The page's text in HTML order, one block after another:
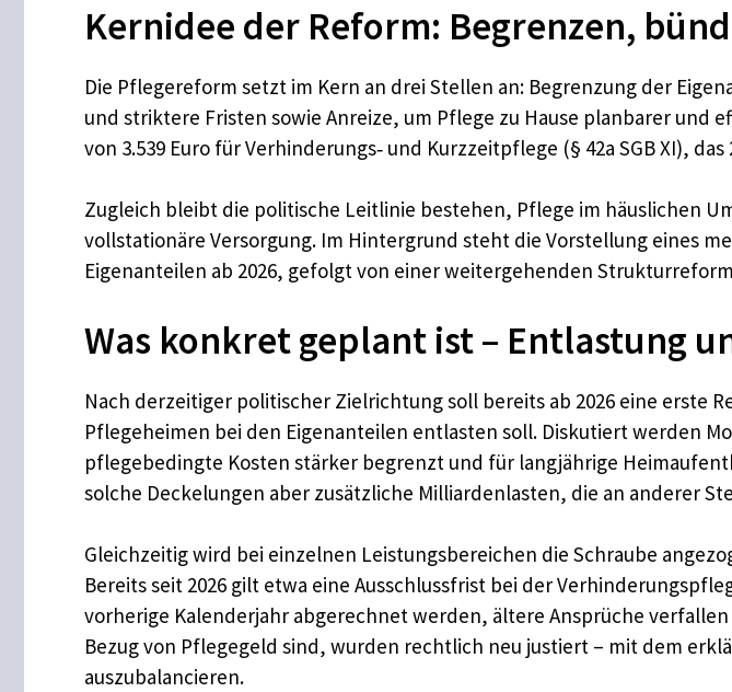
Kernidee der Reform: Begrenzen,
Die Pflegereform setzt im Kern an drei Stellen an: Begrenzung der
und striktere Fristen sowie Anreize, um Pflege zu Hause planbarer und
von 3.539 Euro für Verhinderungs‑ und Kurzzeitpflege (§ 42a SGB XI),
Zugleich bleibt die politische Leitlinie bestehen, Pflege im häuslichen
vollstationäre Versorgung. Im Hintergrund steht die Vorstellung eines
Eigenanteilen ab 2026, gefolgt von einer weitergehenden
Was konkret geplant ist – Entlastung
Nach derzeitiger politischer Zielrichtung soll bereits ab 2026 eine
Pflegeheimen bei den Eigenanteilen entlasten soll. Diskutiert werden
pflegebedingte Kosten stärker begrenzt und für langjährige
solche Deckelungen aber zusätzliche Milliardenlasten, die an anderer
Gleichzeitig wird bei einzelnen Leistungsbereichen die Schraube
Bereits seit 2026 gilt etwa eine Ausschlussfrist bei der
vorherige Kalenderjahr abgerechnet werden, ältere Ansprüche
Bezug von Pflegegeld sind, wurden rechtlich neu justiert – mit dem
auszubalancieren.